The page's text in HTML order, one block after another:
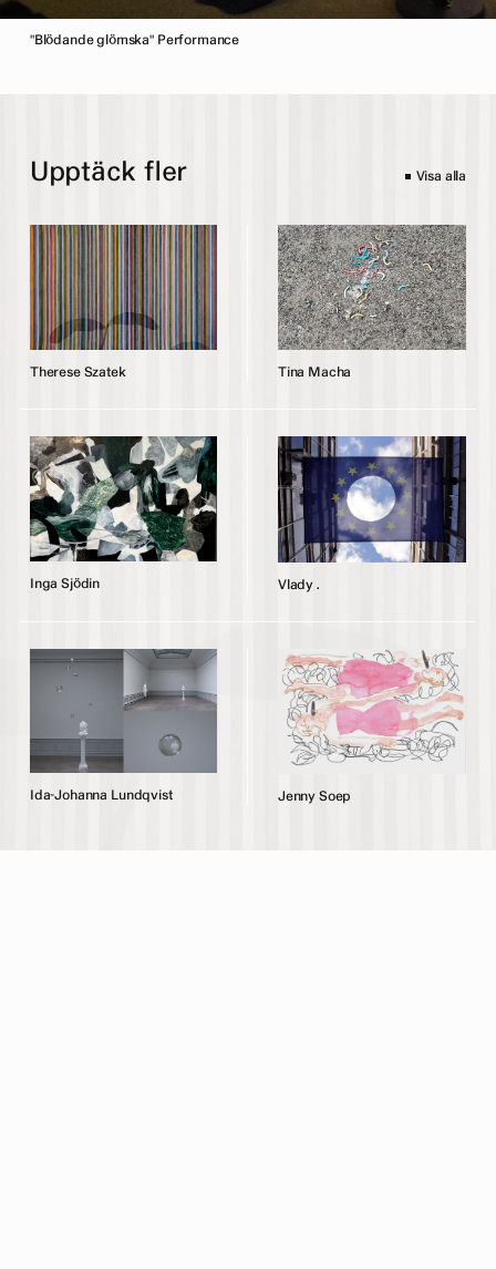
"Blödande glömska" Performance
Upptäck fler Visa alla
Therese Szatek Tina Macha
Inga Sjödin Vlady .
Ida-Johanna Lundqvist Jenny Soep